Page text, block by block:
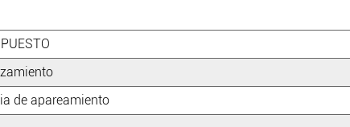
de apareamiento